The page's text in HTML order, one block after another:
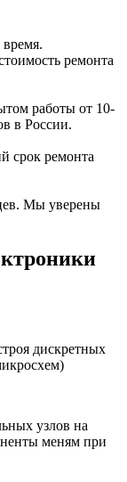
время.
ремонта
работы от 10-
в России.
срок ремонта
Мы уверены
дискретных
узлов на
меням при